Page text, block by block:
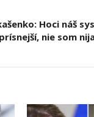
Hoci náš
prísnejší, nie som